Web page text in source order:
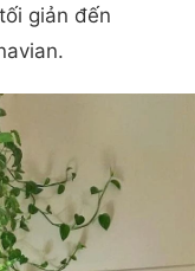
giản đến